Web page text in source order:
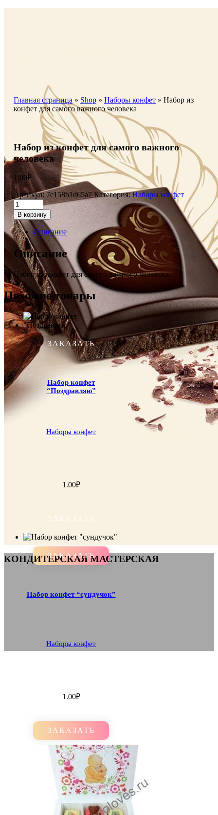
КОНДИТЕРСКАЯ МАСТЕРСКАЯ
Главная страница » Shop » Наборы конфет » Набор из
конфет для самого важного человека
Набор из конфет для самого важного
человека
1.00₽
Артикул:7e158b1d65a7 Категория:Наборы конфет
В корзину
Описание
Описание
Набор из конфет для самого важного человека.
Похожие товары
ЗАКАЗАТЬ
Набор конфет
“Поздравляю”
Наборы конфет
1.00₽
ЗАКАЗАТЬ
ЗАКАЗАТЬ
Набор конфет “сундучок”
Наборы конфет
1.00₽
ЗАКАЗАТЬ